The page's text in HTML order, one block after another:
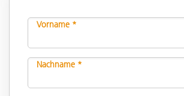
Vorname *
Nachname *